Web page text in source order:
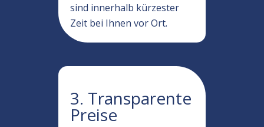
sind innerhalb kürzester
Zeit bei Ihnen vor Ort.
3. Transparente
Preise